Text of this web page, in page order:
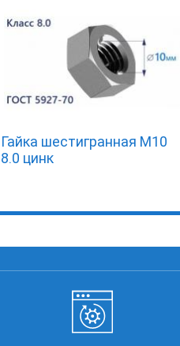
Гайка шестигранная М10
8.0 цинк